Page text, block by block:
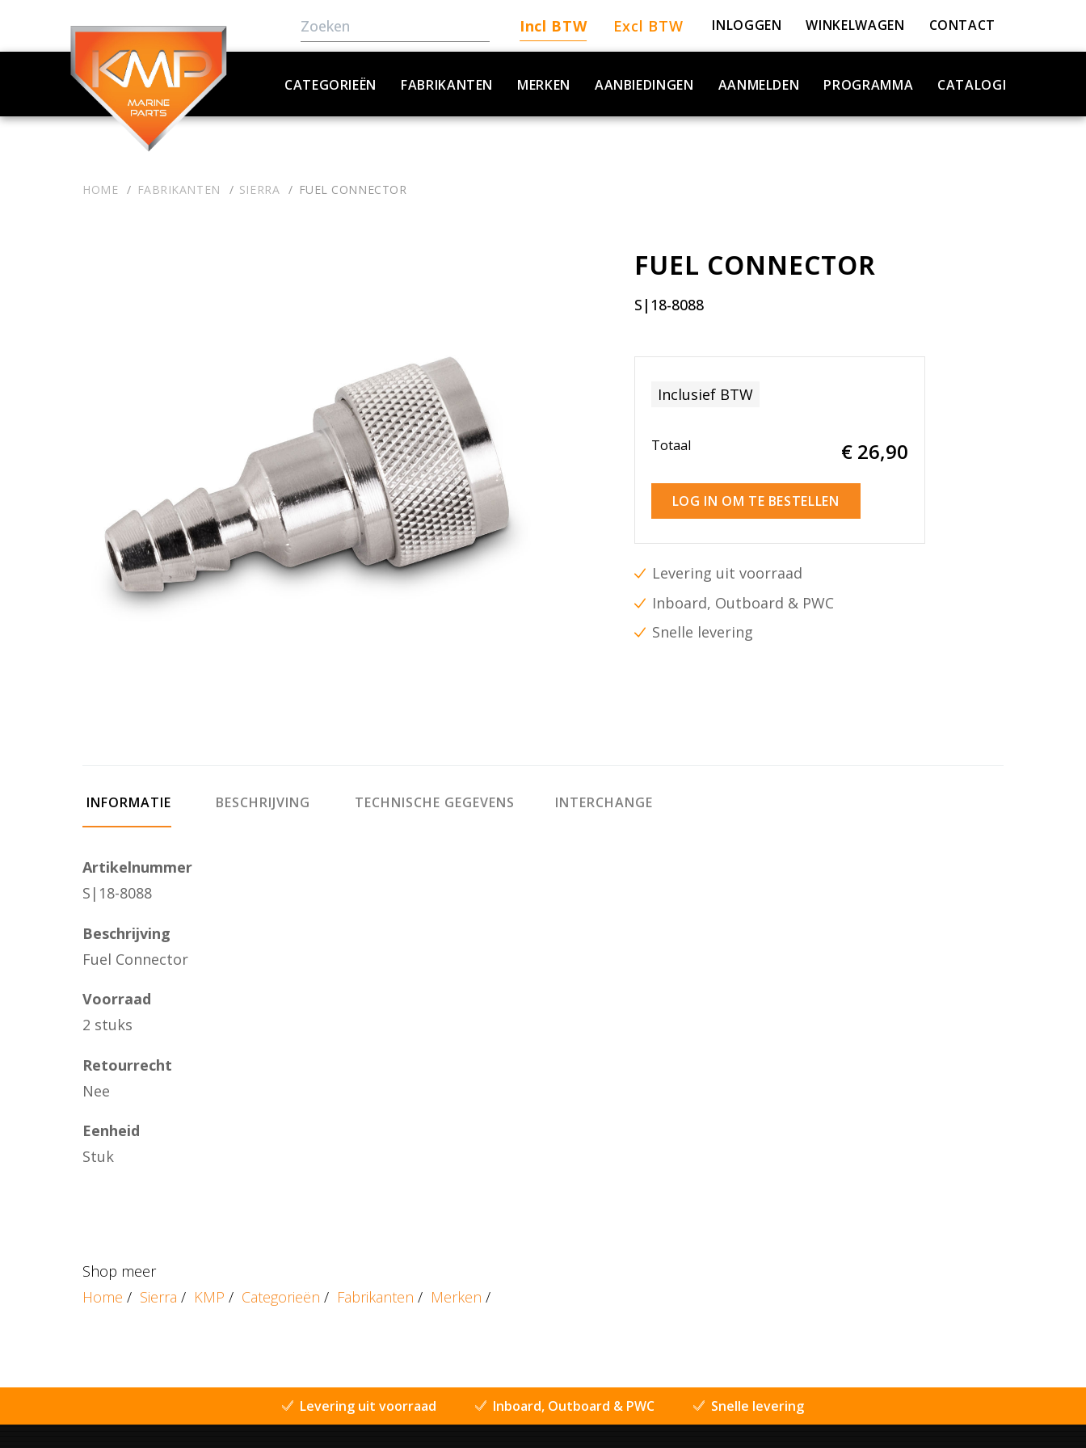
Incl BTW Excl BTW INLOGGEN WINKELWAGEN CONTACT
CATEGORIEËN FABRIKANTEN MERKEN AANBIEDINGEN AANMELDEN PROGRAMMA CATALOGI
HOME FABRIKANTEN SIERRA FUEL CONNECTOR
FUEL CONNECTOR
S|18-8088
Inclusief BTW
Totaal € 26,90
LOG IN OM TE BESTELLEN
Levering uit voorraad
Inboard, Outboard & PWC
Snelle levering
INFORMATIE BESCHRIJVING TECHNISCHE GEGEVENS INTERCHANGE
Artikelnummer
S|18-8088
Beschrijving
Fuel Connector
Voorraad
2 stuks
Retourrecht
Nee
Eenheid
Stuk
Shop meer
Home / Sierra / KMP / Categorieën / Fabrikanten / Merken /
Levering uit voorraad Inboard, Outboard & PWC Snelle levering